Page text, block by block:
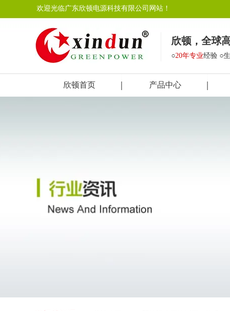
欢迎光临广东欣顿电源科技有限公司网站！
欣顿，全球
○20年专业经验 ○
欣顿首页 产品中心